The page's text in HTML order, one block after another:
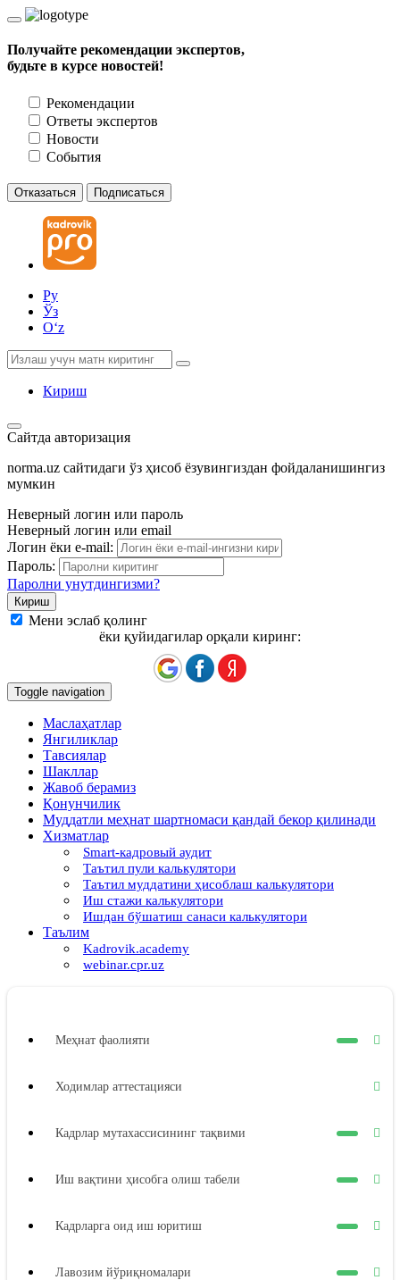
Получайте рекомендации экспертов,
будьте в курсе новостей!
Рекомендации
Ответы экспертов
Новости
События
Отказаться Подписаться
Ру
Ўз
Oʻz
Кириш
Сайтда авторизация
norma.uz сайтидаги ўз ҳисоб ёзувингиздан фойдаланишингиз
мумкин
Неверный логин или пароль
Неверный логин или email
Логин ёки e-mail:
Пароль:
Паролни унутдингизми?
Мени эслаб қолинг
ёки қуйидагилар орқали киринг:
Toggle navigation
Маслаҳатлар
Янгиликлар
Тавсиялар
Шакллар
Жавоб берамиз
Қонунчилик
Муддатли меҳнат шартномаси қандай бекор қилинади
Хизматлар
Smart-кадровый аудит
Таътил пули калькулятори
Таътил муддатини ҳисоблаш калькулятори
Иш стажи калькулятори
Ишдан бўшатиш санаси калькулятори
Таълим
Kadrovik.academy
webinar.cpr.uz
Меҳнат фаолияти
Ходимлар аттестацияси
Кадрлар мутахассисининг тақвими
Иш вақтини ҳисобга олиш табели
Кадрларга оид иш юритиш
Лавозим йўриқномалари